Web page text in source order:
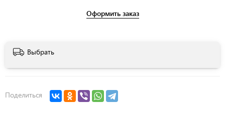
Оформить заказ
Выбрать
Поделиться